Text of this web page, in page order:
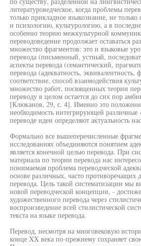
литературоведческое, когда проблемы
только прикладное языкознание, не
и психологию, культурологию, а в
особенно теорию межкультурной
переводоведение продолжает оставаться
множество фрагментов: это и языковые
перевода (письменный, устный,
аспекты перевода (семантический,
перевода (адекватность, эквивалентность,
соответствие, способ взаимодействия
множество работ, посвященных теории
переводу в целом остается до сих пор
[Клюканов, 29, с. 4]. Именно это
необходимость интегрирующей различные
переводе идеи определяют актуальность
Формально все вышеперечисленные
исследованиях объединяются понятием
является конечной целью перевода. При
материала по теории перевода нас
понимаемая проблема переводческой
основе различных, часто противоречащих
перевода. Цель такой систематизации мы
новой переводческой концепции, -
художественного перевода через
воспроизведение всей стилистической
текста на языке перевода.
Перевод, несмотря на многовековую
конце XX века по-прежнему сохраняет